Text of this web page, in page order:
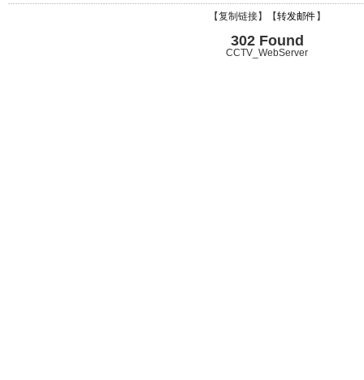
【复制链接】【转发邮件 】
302 Found
CCTV_WebServer